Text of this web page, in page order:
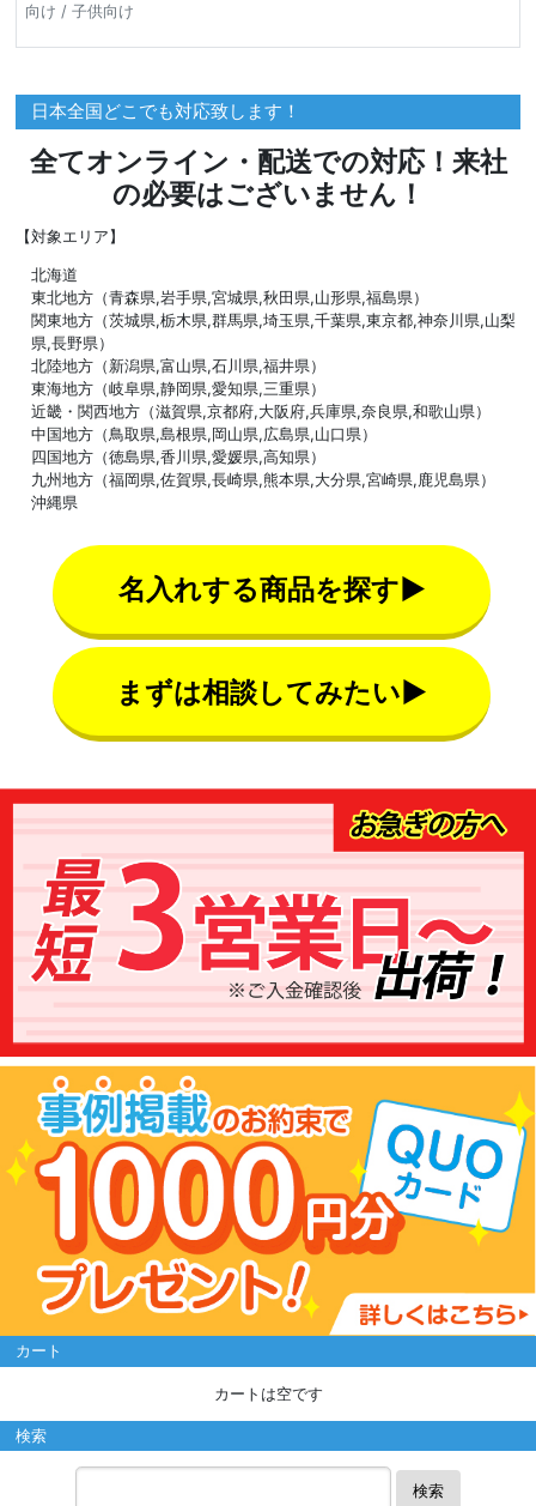
向け / 子供向け
日本全国どこでも対応致します！
全てオンライン・配送での対応！来社
の必要はございません！
【対象エリア】
北海道
東北地方（青森県,岩手県,宮城県,秋田県,山形県,福島県）
関東地方（茨城県,栃木県,群馬県,埼玉県,千葉県,東京都,神奈川県,山梨
県,長野県）
北陸地方（新潟県,富山県,石川県,福井県）
東海地方（岐阜県,静岡県,愛知県,三重県）
近畿・関西地方（滋賀県,京都府,大阪府,兵庫県,奈良県,和歌山県）
中国地方（鳥取県,島根県,岡山県,広島県,山口県）
四国地方（徳島県,香川県,愛媛県,高知県）
九州地方（福岡県,佐賀県,長崎県,熊本県,大分県,宮崎県,鹿児島県）
沖縄県
名入れする商品を探す▶
まずは相談してみたい▶
カート
カートは空です
検索
検索